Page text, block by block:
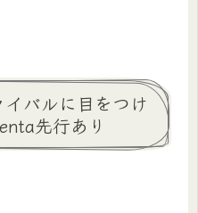
バルに目をつけ
先行あり